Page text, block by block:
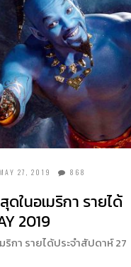
MAY 27, 2019 868
ในอเมริกา รายได้
2019
กา รายได้ประจำสัปดาห์ 27